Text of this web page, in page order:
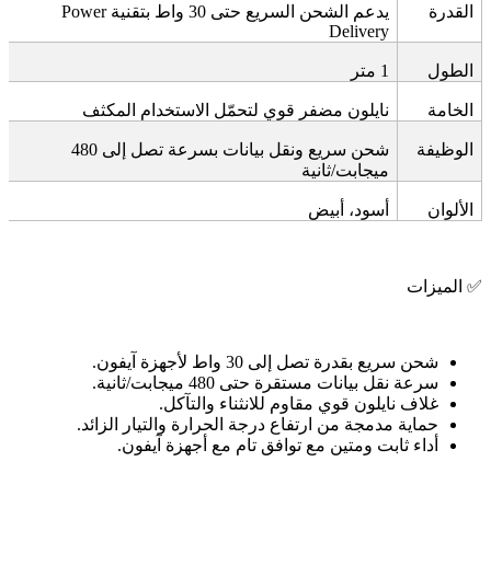
القدرة يدعم الشحن السريع حتى 30 واط بتقنية
Power
Delivery
الطول 1 متر
الخامة نايلون مضفر قوي لتحمّل الاستخدام المكثف
الوظيفة
شحن سريع ونقل بيانات بسرعة تصل إلى 480
ميجابت/ثانية
الألوان أسود، أبيض
✅ الميزات
شحن سريع بقدرة تصل إلى 30 واط لأجهزة آيفون
.
سرعة نقل بيانات مستقرة حتى 480 ميجابت/ثانية
.
غلاف نايلون قوي مقاوم للانثناء والتآكل.
حماية مدمجة من ارتفاع درجة الحرارة والتيار الزائد.
أداء ثابت ومتين مع توافق تام مع أجهزة آيفون.